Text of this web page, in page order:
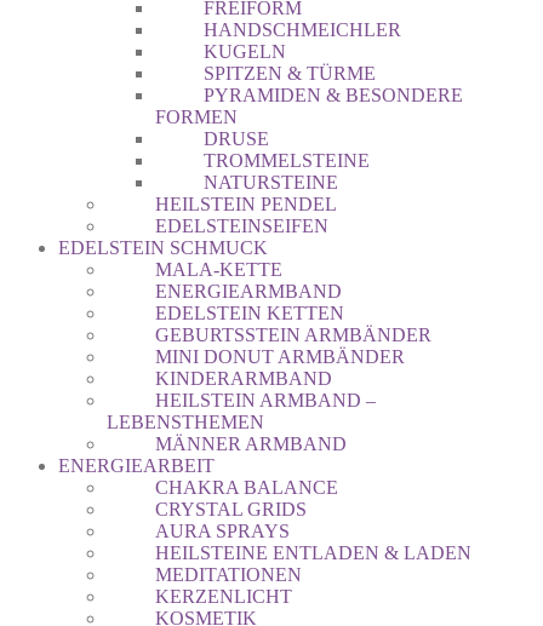
FREIFORM
HANDSCHMEICHLER
KUGELN
SPITZEN & TÜRME
PYRAMIDEN & BESONDERE
FORMEN
DRUSE
TROMMELSTEINE
NATURSTEINE
HEILSTEIN PENDEL
EDELSTEINSEIFEN
EDELSTEIN SCHMUCK
MALA-KETTE
ENERGIEARMBAND
EDELSTEIN KETTEN
GEBURTSSTEIN ARMBÄNDER
MINI DONUT ARMBÄNDER
KINDERARMBAND
HEILSTEIN ARMBAND –
LEBENSTHEMEN
MÄNNER ARMBAND
ENERGIEARBEIT
CHAKRA BALANCE
CRYSTAL GRIDS
AURA SPRAYS
HEILSTEINE ENTLADEN & LADEN
MEDITATIONEN
KERZENLICHT
KOSMETIK